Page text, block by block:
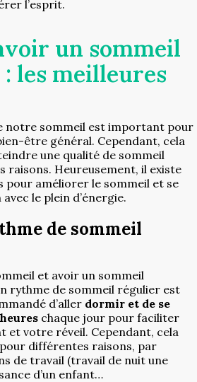
l’esprit.
un sommeil
les meilleures
notre sommeil est important pour
être général. Cependant, cela
une qualité de sommeil
raisons. Heureusement, il existe
pour améliorer le sommeil et se
le plein d’énergie.
de sommeil
et avoir un sommeil
rythme de sommeil régulier est
d’aller dormir et de se
chaque jour pour faciliter
et votre réveil. Cependant, cela
différentes raisons, par
de travail (travail de nuit une
d’un enfant…